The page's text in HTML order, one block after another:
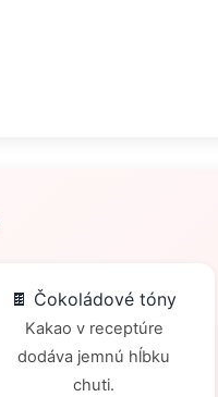
🍫 Čokoládové tóny
Kakao v receptúre
dodáva jemnú hĺbku
chuti.